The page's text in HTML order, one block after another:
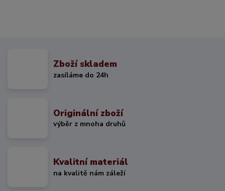
Zboží skladem
zasíláme do 24h
Originální zboží
výběr z mnoha druhů
Kvalitní materiál
na kvalitě nám záleží